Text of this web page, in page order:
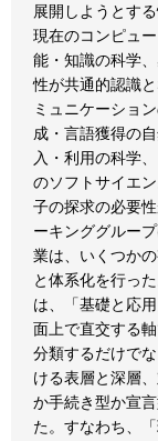
展開しようとす
現在のコンピュ
能・知識の科学
性が共通的認識
ミュニケーショ
成・言語獲得の
入・利用の科学
のソフトサイエ
子の探求の必要
ーキンググルー
業は、いくつか
と体系化を行っ
は、「基礎と応
面上で直交する
分類するだけで
ける表層と深層
か手続き型か宣
た。すなわち、